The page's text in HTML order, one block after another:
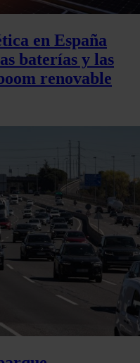
en España
baterías y las
renovable